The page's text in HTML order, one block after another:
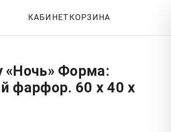
КАБИНЕТ КОРЗИНА
«Ночь» Форма:
фарфор. 60 x 40 x